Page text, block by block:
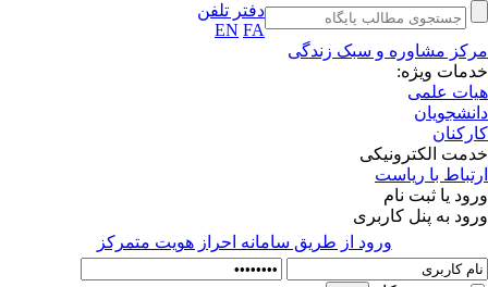
دفتر تلفن
EN FA
مشاوره و سبک زندگی
ویژه:
علمی
الکترونیکی
با ریاست
یا ثبت نام
به پنل کاربری
ورود از طريق سامانه احراز هويت متمركز